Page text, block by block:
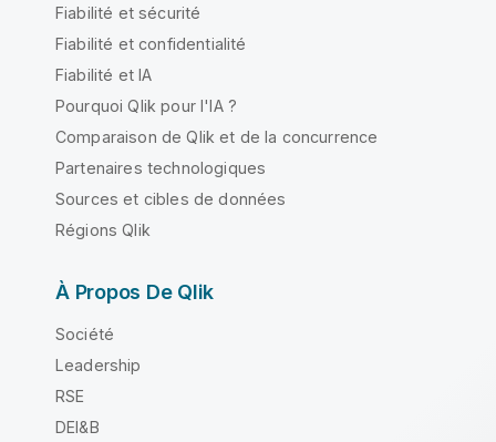
Fiabilité et sécurité
Fiabilité et confidentialité
Fiabilité et IA
Pourquoi Qlik pour l'IA ?
Comparaison de Qlik et de la concurrence
Partenaires technologiques
Sources et cibles de données
Régions Qlik
À Propos De Qlik
Société
Leadership
RSE
DEI&B